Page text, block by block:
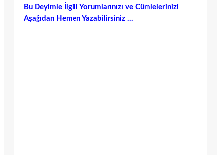
Bu Deyimle İlgili Yorumlarınızı ve Cümlelerinizi
Aşağıdan Hemen Yazabilirsiniz …